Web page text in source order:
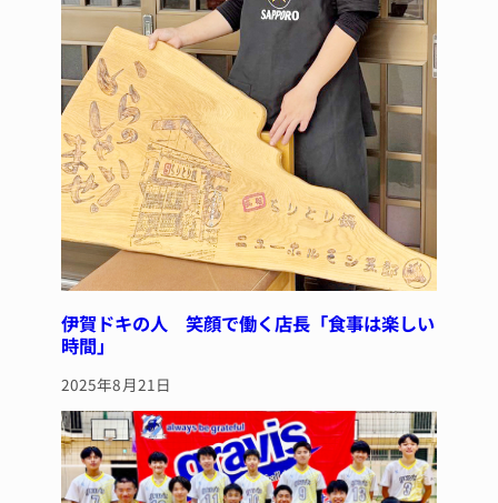
伊賀ドキの人 笑顔で働く店長「食事は楽しい
時間」
2025年8月21日